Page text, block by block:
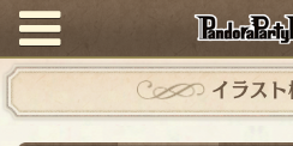
イラスト